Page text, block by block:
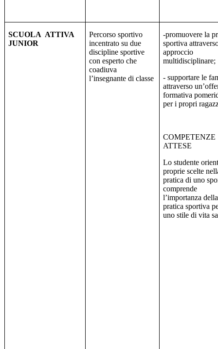
SCUOLA ATTIVA
JUNIOR
Percorso sportivo
incentrato su due
discipline sportive
con esperto che
coadiuva
l’insegnante di classe
-promuovere la
sportiva
approccio
multidisciplinare;
- supportare le
attraverso
formativa
per i propri
COMPETENZE
ATTESE
Lo studente
proprie scelte
pratica di uno
comprende
l’importanza della
pratica sportiva
uno stile di vita